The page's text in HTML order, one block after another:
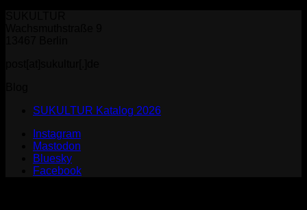
SUKULTUR Katalog 2026
Instagram
Mastodon
Bluesky
Facebook